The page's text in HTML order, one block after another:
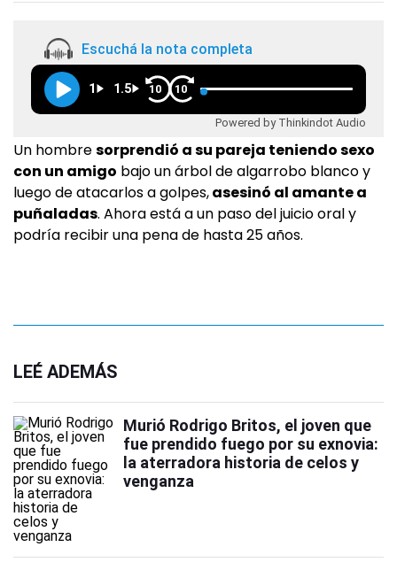
Escuchá la nota completa
1 1.5 10 10
Powered by Thinkindot Audio
Un hombresorprendió a su pareja teniendo sexo
con un amigo bajo un árbol de algarrobo blanco y
luego de atacarlos a golpes,asesinó al amante a
puñaladas. Ahora está a un paso del juicio oral y
podría recibir una pena de hasta 25 años.
LEÉ ADEMÁS
Murió Rodrigo Britos, el joven que
fue prendido fuego por su exnovia:
la aterradora historia de celos y
venganza